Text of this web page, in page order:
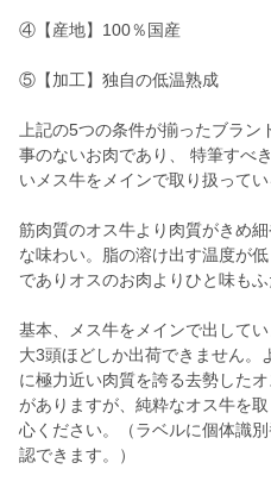
④【産地】100％国産
⑤【加工】独自の低温熟成
上記の5つの条件が揃ったブラ
事のないお肉であり、 特筆すべ
いメス牛をメインで取り扱ってい
筋肉質のオス牛より肉質がきめ
な味わい。脂の溶け出す温度が
でありオスのお肉よりひと味もふ
基本、メス牛をメインで出して
大3頭ほどしか出荷できません。
に極力近い肉質を誇る去勢した
がありますが、純粋なオス牛を
心ください。（ラベルに個体識
認できます。）